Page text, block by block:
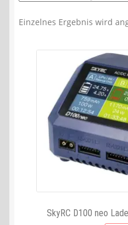
Einzelnes Ergebnis wird
SkyRC D100 neo